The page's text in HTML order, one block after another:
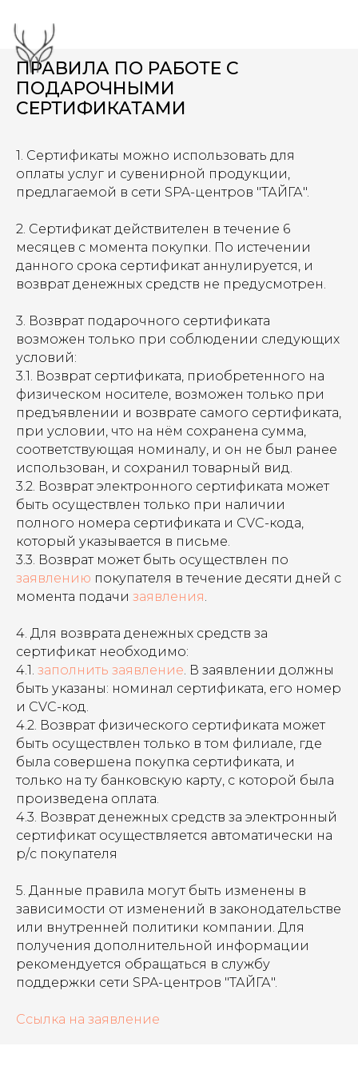
ПРАВИЛА ПО РАБОТЕ С
ПОДАРОЧНЫМИ
СЕРТИФИКАТАМИ
1. Сертификаты можно использовать для
оплаты услуг и сувенирной продукции,
предлагаемой в сети SPA-центров "ТАЙГА".
2. Сертификат действителен в течение 6
месяцев с момента покупки. По истечении
данного срока сертификат аннулируется, и
возврат денежных средств не предусмотрен.
3. Возврат подарочного сертификата
возможен только при соблюдении следующих
условий:
3.1. Возврат сертификата, приобретенного на
физическом носителе, возможен только при
предъявлении и возврате самого сертификата,
при условии, что на нём сохранена сумма,
соответствующая номиналу, и он не был ранее
использован, и сохранил товарный вид.
3.2. Возврат электронного сертификата может
быть осуществлен только при наличии
полного номера сертификата и CVC-кода,
который указывается в письме.
3.3. Возврат может быть осуществлен по
заявлению покупателя в течение десяти дней с
момента подачи заявления.
4. Для возврата денежных средств за
сертификат необходимо:
4.1. заполнить заявление. В заявлении должны
быть указаны: номинал сертификата, его номер
и CVC-код.
4.2. Возврат физического сертификата может
быть осуществлен только в том филиале, где
была совершена покупка сертификата, и
только на ту банковскую карту, с которой была
произведена оплата.
4.3. Возврат денежных средств за электронный
сертификат осуществляется автоматически на
р/с покупателя
5. Данные правила могут быть изменены в
зависимости от изменений в законодательстве
или внутренней политики компании. Для
получения дополнительной информации
рекомендуется обращаться в службу
поддержки сети SPA-центров "ТАЙГА".
Ссылка на заявление